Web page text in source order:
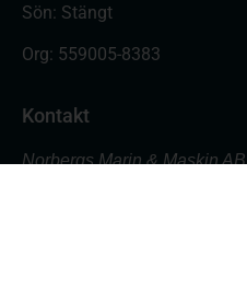
Sön: Stängt
Org: 559005-8383
Kontakt
Norbergs Marin & Maskin AB